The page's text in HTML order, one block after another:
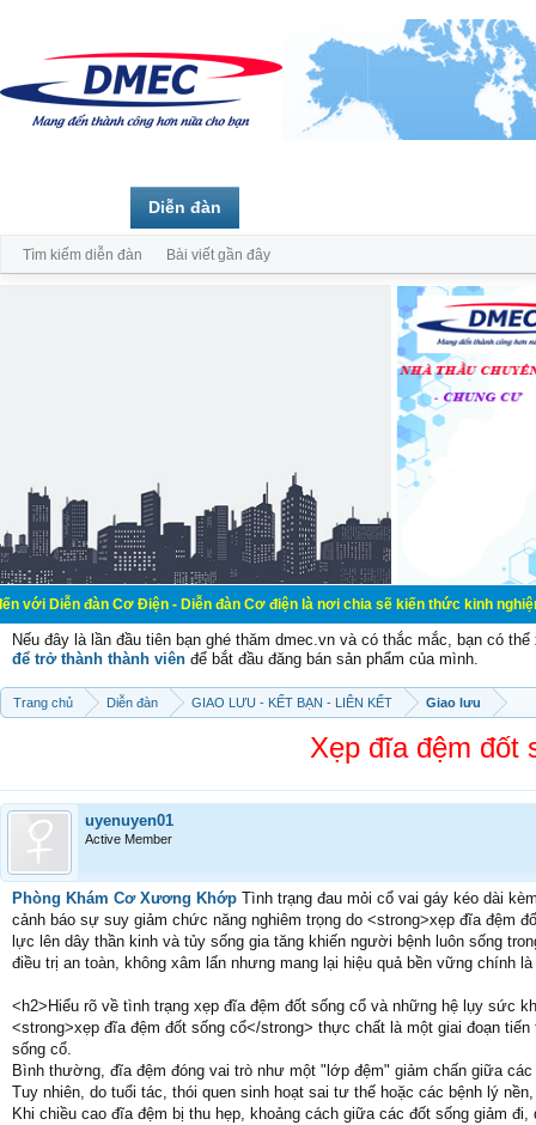
Cơ Điện - Diễn đàn Cơ điện là nơi chia sẽ kiến thức kinh nghiệm trong
Nếu đây là lần đầu tiên bạn ghé thăm dmec.vn và có thắc mắc, bạn có
để trở thành thành viên để bắt đầu đăng bán sản phẩm của mình.
Trang chủ Diễn đàn GIAO LƯU - KẾT BẠN - LIÊN KẾT Giao lưu
Xẹp đĩa đệm đốt
uyenuyen01
Active Member
Phòng Khám Cơ Xương Khớp Tình trạng đau mỏi cổ vai gáy kéo dài
cảnh báo sự suy giảm chức năng nghiêm trọng do <strong>xẹp đĩa đệm
lực lên dây thần kinh và tủy sống gia tăng khiến người bệnh luôn sống
điều trị an toàn, không xâm lấn nhưng mang lại hiệu quả bền vững chính
<h2>Hiểu rõ về tình trạng xẹp đĩa đệm đốt sống cổ và những hệ lụy sức
<strong>xẹp đĩa đệm đốt sống cổ</strong> thực chất là một giai đoạn
sống cổ.
Bình thường, đĩa đệm đóng vai trò như một "lớp đệm" giảm chấn giữa
Tuy nhiên, do tuổi tác, thói quen sinh hoạt sai tư thế hoặc các bệnh lý
Khi chiều cao đĩa đệm bị thu hẹp, khoảng cách giữa các đốt sống giảm
Diễn đàn
Tìm kiếm diễn đàn Bài viết gần đây